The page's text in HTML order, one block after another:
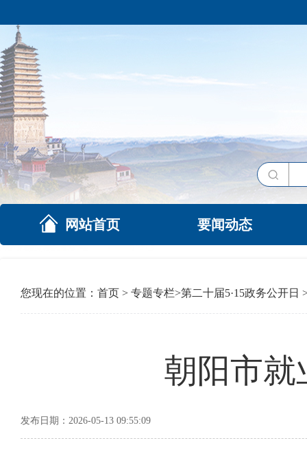
网站首页 要闻动态
您现在的位置： 首页 > 专题专栏>第二十届5·15政务公开日
朝阳市就
发布日期：2026-05-13 09:55:09